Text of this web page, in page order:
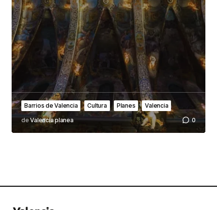
Barrios de Valencia Cultura Planes
Valencia
deValencia planea 0